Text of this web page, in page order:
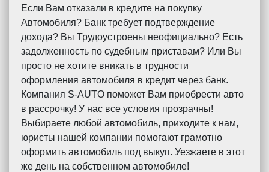
Если Вам отказали в кредите на покупку
Автомобиля? Банк требует подтверждение
дохода? Вы Трудоустроены неофициально? Есть
задолженность по судебным приставам? Или Вы
просто не хотите вникать в трудности
оформления автомобиля в кредит через банк.
Компания S-AUTO поможет Вам приобрести авто
в рассрочку! У нас все условия прозрачны!
Выбираете любой автомобиль, приходите к нам,
юристы нашей компании помогают грамотно
оформить автомобиль под выкуп. Уезжаете в этот
же день на собственном автомобиле!